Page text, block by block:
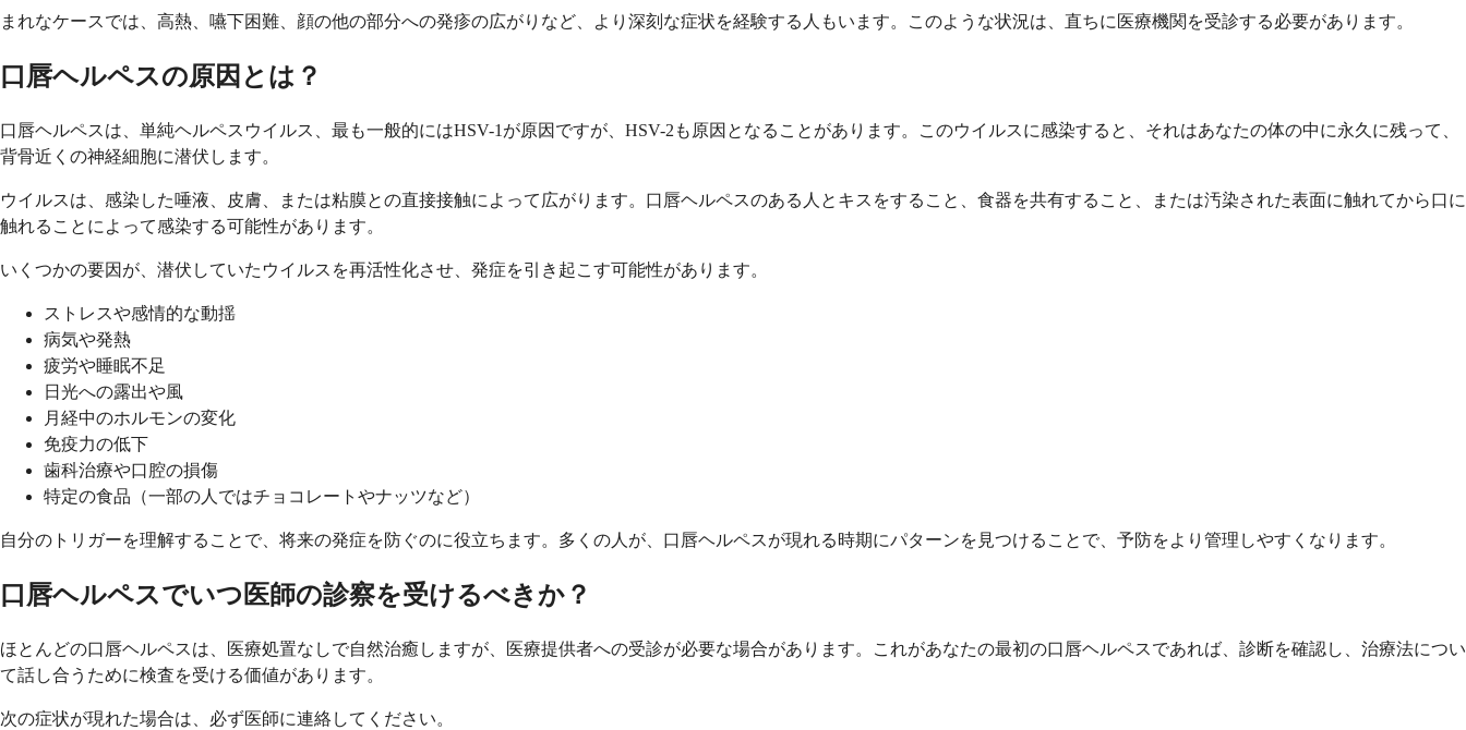
まれなケースでは、高熱、嚥下困難、顔の他の部分への発疹の広がりなど、より深刻な症状を経験する人もいます。このような状況は、直ちに医療機関を受診する必要があります。
口唇ヘルペスの原因とは？
口唇ヘルペスは、単純ヘルペスウイルス、最も一般的にはHSV-1が原因ですが、HSV-2も原因となることがあります。このウイルスに感染すると、それはあなたの体の中に永久に残って、
背骨近くの神経細胞に潜伏します。
ウイルスは、感染した唾液、皮膚、または粘膜との直接接触によって広がります。口唇ヘルペスのある人とキスをすること、食器を共有すること、または汚染された表面に触れてから口に
触れることによって感染する可能性があります。
いくつかの要因が、潜伏していたウイルスを再活性化させ、発症を引き起こす可能性があります。
ストレスや感情的な動揺
病気や発熱
疲労や睡眠不足
日光への露出や風
月経中のホルモンの変化
免疫力の低下
歯科治療や口腔の損傷
特定の食品（一部の人ではチョコレートやナッツなど）
自分のトリガーを理解することで、将来の発症を防ぐのに役立ちます。多くの人が、口唇ヘルペスが現れる時期にパターンを見つけることで、予防をより管理しやすくなります。
口唇ヘルペスでいつ医師の診察を受けるべきか？
ほとんどの口唇ヘルペスは、医療処置なしで自然治癒しますが、医療提供者への受診が必要な場合があります。これがあなたの最初の口唇ヘルペスであれば、診断を確認し、治療法につい
て話し合うために検査を受ける価値があります。
次の症状が現れた場合は、必ず医師に連絡してください。